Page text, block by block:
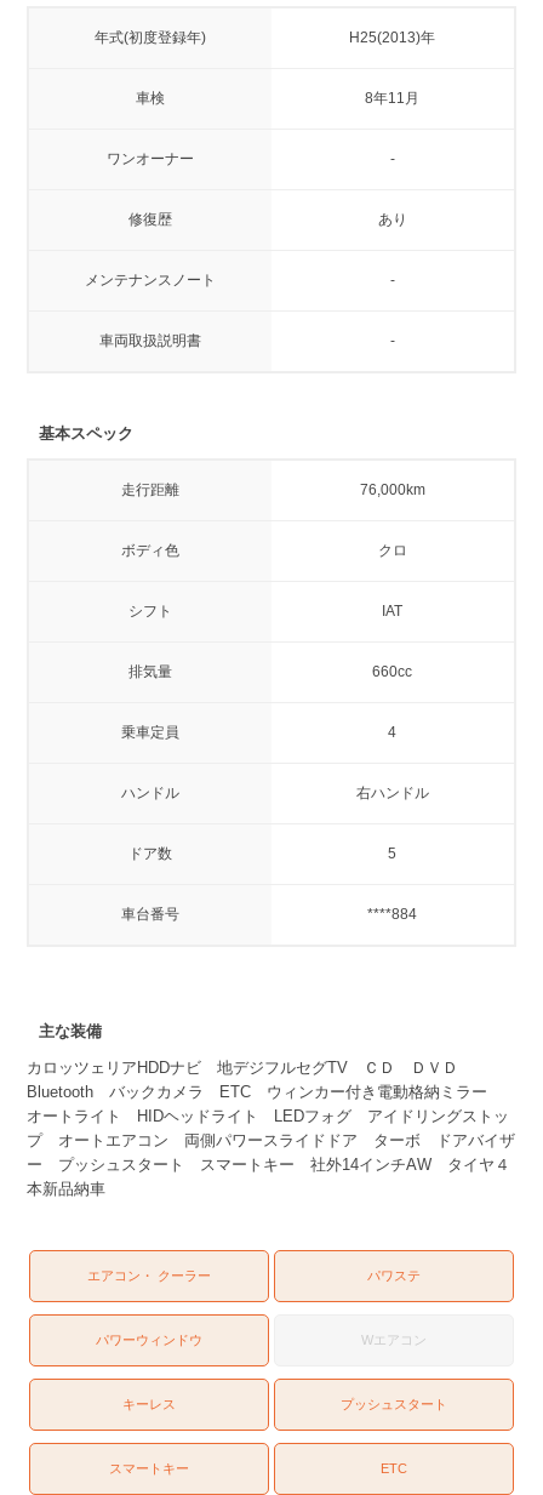
年式(初度登録年) H25(2013)年
車検 8年11月
ワンオーナー -
修復歴 あり
メンテナンスノート -
車両取扱説明書 -
基本スペック
走行距離 76,000km
ボディ色 クロ
シフト IAT
排気量 660cc
乗車定員 4
ハンドル 右ハンドル
ドア数 5
車台番号 ****884
主な装備
カロッツェリアHDDナビ 地デジフルセグTV ＣＤ ＤＶＤ
Bluetooth バックカメラ ETC ウィンカー付き電動格納ミラー
オートライト HIDヘッドライト LEDフォグ アイドリングストッ
プ オートエアコン 両側パワースライドドア ターボ ドアバイザ
ー プッシュスタート スマートキー 社外14インチAW タイヤ４
本新品納車
エアコン・ クーラー パワステ
パワーウィンドウ Wエアコン
キーレス プッシュスタート
スマートキー ETC